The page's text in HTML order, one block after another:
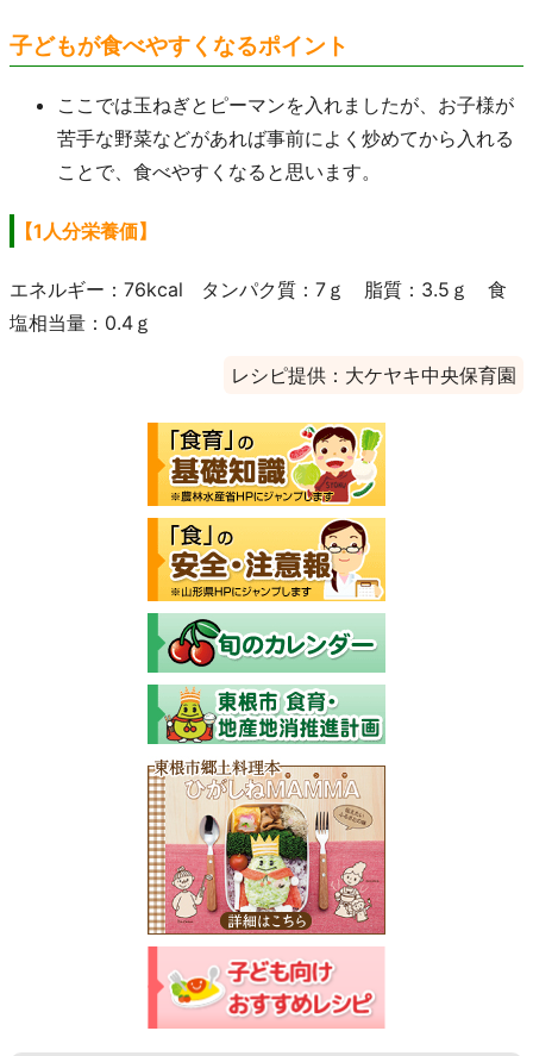
子どもが食べやすくなるポイント
ここでは玉ねぎとピーマンを入れましたが、お子様が
苦手な野菜などがあれば事前によく炒めてから入れる
ことで、食べやすくなると思います。
【1人分栄養価】
エネルギー：76kcal タンパク質：7ｇ 脂質：3.5ｇ 食
塩相当量：0.4ｇ
レシピ提供：大ケヤキ中央保育園